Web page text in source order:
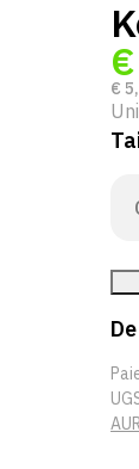
€
€